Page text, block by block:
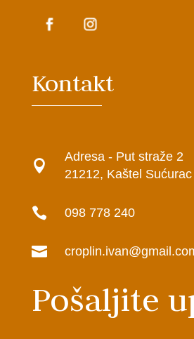
Kontakt

Adresa - Put straže 2
21212, Kaštel Sućurac
 098 778 240

Pošaljite